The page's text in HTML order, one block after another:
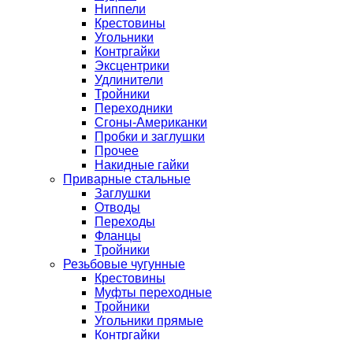
Ниппели
Крестовины
Угольники
Контргайки
Эксцентрики
Удлинители
Тройники
Переходники
Сгоны-Американки
Пробки и заглушки
Прочее
Накидные гайки
Приварные стальные
Заглушки
Отводы
Переходы
Фланцы
Тройники
Резьбовые чугунные
Крестовины
Муфты переходные
Тройники
Угольники прямые
Контргайки